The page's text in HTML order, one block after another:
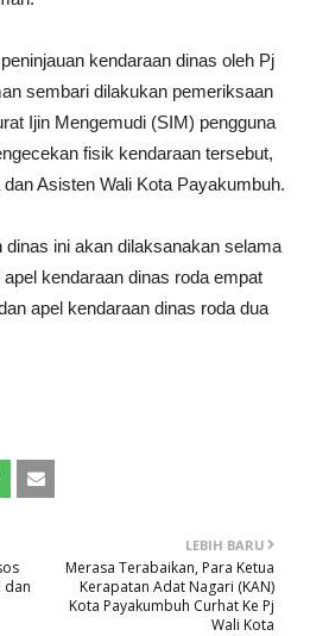
kendaraan dinas oleh Pj
sembari dilakukan pemeriksaan
Ijin Mengemudi (SIM) pengguna
fisik kendaraan tersebut,
Asisten Wali Kota Payakumbuh.
dinas ini akan dilaksanakan selama
kendaraan dinas roda empat
apel kendaraan dinas roda dua
LEBIH BARU
Merasa Terabaikan, Para Ketua
Kerapatan Adat Nagari (KAN)
Kota Payakumbuh Curhat Ke Pj
Wali Kota
dan